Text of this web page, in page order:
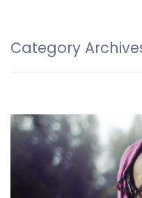
Category